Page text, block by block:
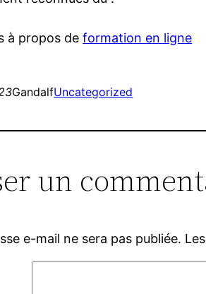
à propos deformation en ligne
GandalfUncategorized
un
e-mail ne sera pas publiée.